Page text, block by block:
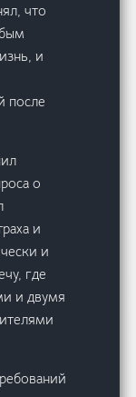
что
и
после
о
и
и
где
и двумя